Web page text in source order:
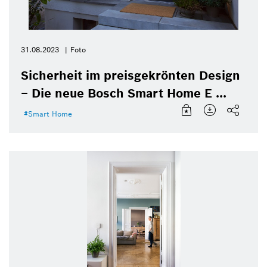
31.08.2023 Foto
Sicherheit im preisgekrönten Design
– Die neue Bosch Smart Home E ...
Smart Home